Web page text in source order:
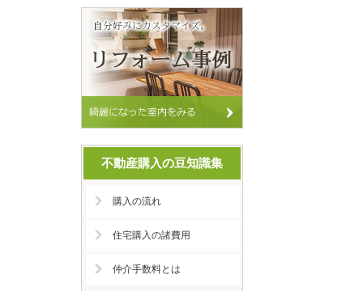
不動産購入の豆知識集
購入の流れ
住宅購入の諸費用
仲介手数料とは